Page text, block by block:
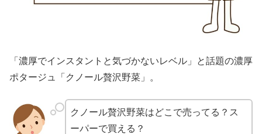
「濃厚でインスタントと気づかないレベル」と話題の濃厚
ポタージュ「クノール贅沢野菜」。
クノール贅沢野菜はどこで売ってる？ス
ーパーで買える？